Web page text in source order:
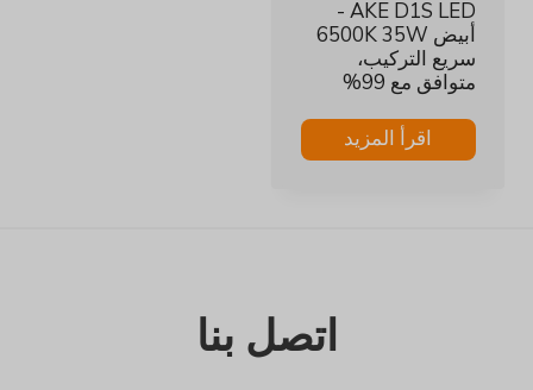
AKE D1S LED -
أبيض 6500K 35W
سريع التركيب،
متوافق مع 99%
اقرأ المزيد
اتصل بنا